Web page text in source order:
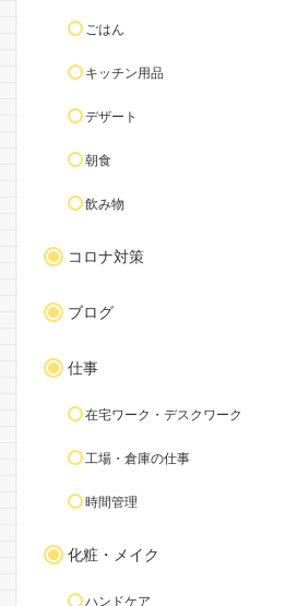
ごはん
キッチン用品
デザート
朝食
飲み物
コロナ対策
ブログ
仕事
在宅ワーク・デスクワーク
工場・倉庫の仕事
時間管理
化粧・メイク
ハンドケア